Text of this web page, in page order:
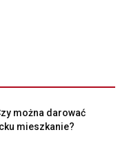
można darować
mieszkanie?